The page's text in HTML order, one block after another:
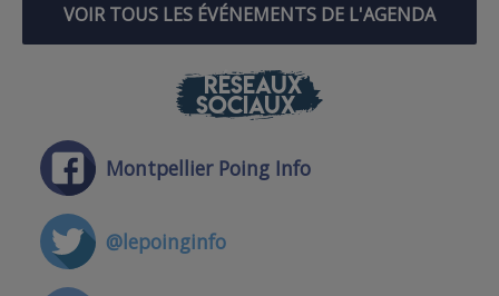
VOIR TOUS LES ÉVÉNEMENTS DE L'AGENDA
RÉSEAUX
SOCIAUX
Montpellier Poing Info
@lepoinginfo